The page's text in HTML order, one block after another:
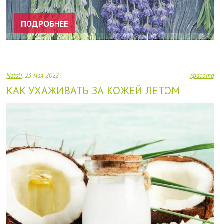
ПОДРОБНЕЕ
Natali 23 мая 2022 красота
КАК УХАЖИВАТЬ ЗА КОЖЕЙ ЛЕТОМ